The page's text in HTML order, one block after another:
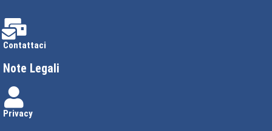
Contattaci
Note Legali
Privacy